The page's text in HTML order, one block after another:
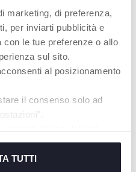
marketing, di preferenza,
per inviarti pubblicità e
le tue preferenze o allo
sul sito.
al posizionamento
il consenso solo ad
fruire del servizio
TUTTI
Reggiseno Gravidanza
Imbottito in cotone